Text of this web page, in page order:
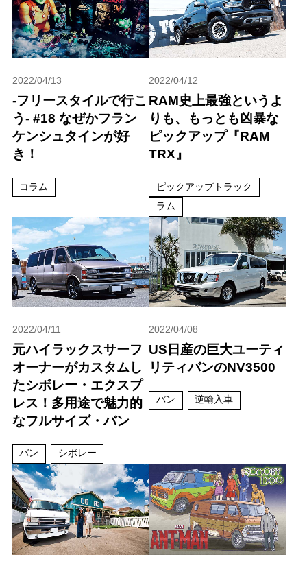
2022/04/13
-フリースタイルで行こ
う- #18 なぜかフラン
ケンシュタインが好
き！
コラム
2022/04/12
RAM史上最強というよ
りも、もっとも凶暴な
ピックアップ『RAM
TRX』
ピックアップトラック
ラム
2022/04/11
元ハイラックスサーフ
オーナーがカスタムし
たシボレー・エクスプ
レス！多用途で魅力的
なフルサイズ・バン
バン シボレー
2022/04/08
US日産の巨大ユーティ
リティバンのNV3500
バン 逆輸入車